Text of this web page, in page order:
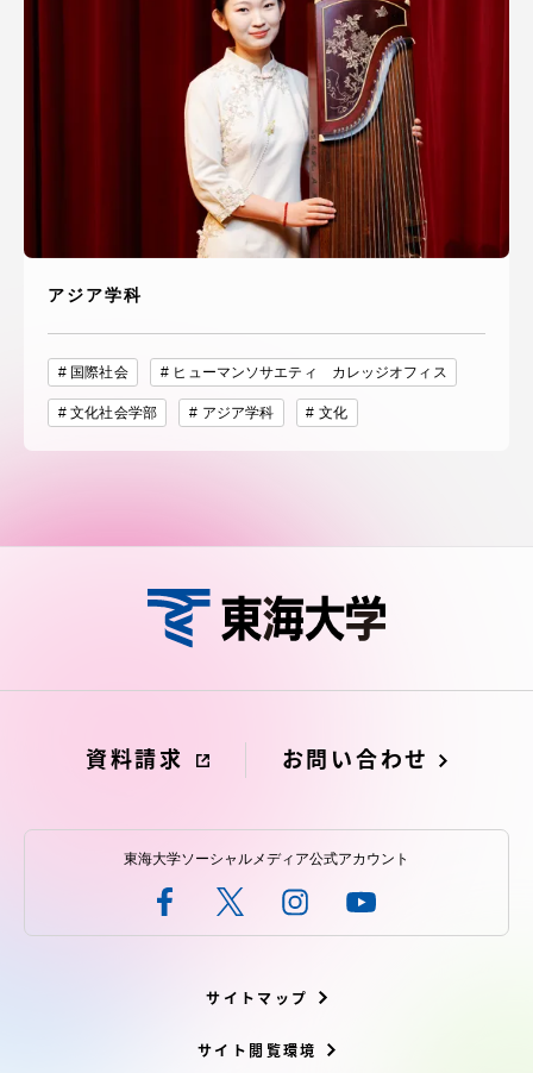
アジア学科
国際社会 ヒューマンソサエティ カレッジオフィス
文化社会学部 アジア学科 文化
資料請求 お問い合わせ
東海大学ソーシャルメディア公式アカウント
サイトマップ
サイト閲覧環境